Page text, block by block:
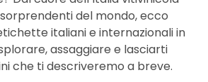
del mondo, ecco
italiani e internazionali in
assaggiare e lasciarti
che ti descriveremo a breve.